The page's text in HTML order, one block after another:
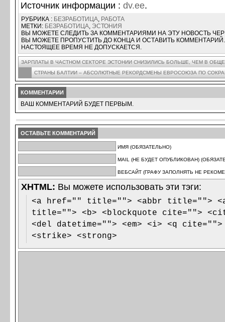
Источник информации : dv.ee.
РУБРИКА : БЕЗРАБОТИЦА, РАБОТА
МЕТКИ: БЕЗРАБОТИЦА, ЭСТОНИЯ
ВЫ МОЖЕТЕ СЛЕДИТЬ ЗА КОММЕНТАРИЯМИ НА ЭТУ НОВОСТЬ
ВЫ МОЖЕТЕ ПРОПУСТИТЬ ДО КОНЦА И ОСТАВИТЬ
НАСТОЯЩЕЕ ВРЕМЯ НЕ ДОПУСКАЕТСЯ.
ЗАРПЛАТЫ В ЧАСТНОМ СЕКТОРЕ ЭСТОНИИ СНИЗИЛИСЬ БОЛЬШЕ, ЧЕМ В
СТРАНЫ БАЛТИИ – АБСОЛЮТНЫЕ РЕКОРДСМЕНЫ ЕВРОСОЮЗА ПО
КОММЕНТАРИИ
ВАШ КОММЕНТАРИЙ БУДЕТ ПЕРВЫМ.
ОСТАВЬТЕ КОММЕНТАРИЙ
ИМЯ (ОБЯЗАТЕЛЬНО)
MAIL (НЕ БУДЕТ ОПУБЛИКОВАН)
ВЕБСАЙТ (ГРАФУ ЗАПОЛНЯТЬ НЕ
XHTML: Вы можете использовать эти тэги:
<a href="" title=""> <abbr title="">
title=""> <b> <blockquote cite="">
<del datetime=""> <em> <i> <q cite="">
<strike> <strong>